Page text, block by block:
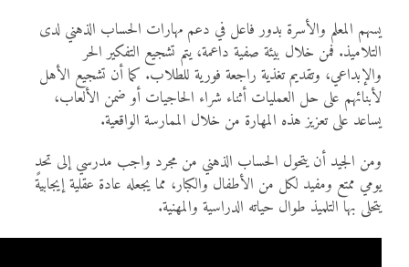
يسهم المعلم والأسرة بدور فاعل في دعم مهارات الحساب الذهني لدى
التلاميذ. فمن خلال بيئة صفية داعمة، يتم تشجيع التفكير الحر
والإبداعي، وتقديم تغذية راجعة فورية للطلاب. كما أن تشجيع الأهل
لأبنائهم على حل العمليات أثناء شراء الحاجيات أو ضمن الألعاب،
يساعد على تعزيز هذه المهارة من خلال الممارسة الواقعية.
ومن الجيد أن يتحول الحساب الذهني من مجرد واجب مدرسي إلى تحدٍ
يومي ممتع ومفيد لكل من الأطفال والكبار، مما يجعله عادة عقلية إيجابية
يتحلى بها التلميذ طوال حياته الدراسية والمهنية.